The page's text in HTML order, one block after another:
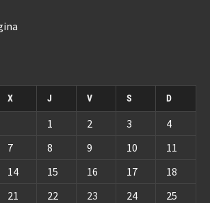
X J V S D
1 2 3
4
7 8 9 10
11
14 15 16 17
18
21 22 23 24
25